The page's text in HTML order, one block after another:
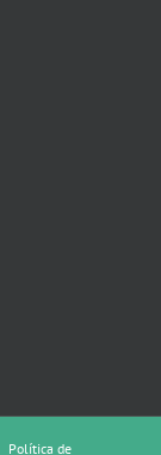
Política de